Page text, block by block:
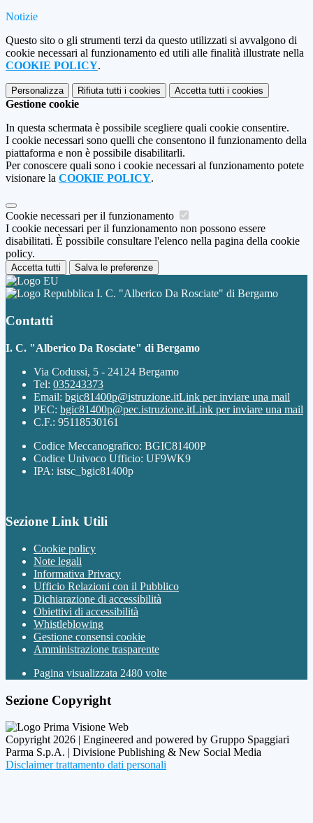
Notizie
Questo sito o gli strumenti terzi da questo utilizzati si avvalgono di
cookie necessari al funzionamento ed utili alle finalità illustrate nella
COOKIE POLICY.
Personalizza Rifiuta tutti i cookies Accetta tutti i cookies
Gestione cookie
In questa schermata è possibile scegliere quali cookie consentire.
I cookie necessari sono quelli che consentono il funzionamento della
piattaforma e non è possibile disabilitarli.
Per conoscere quali sono i cookie necessari al funzionamento potete
visionare la COOKIE POLICY.
Cookie necessari per il funzionamento
I cookie necessari per il funzionamento non possono essere
disabilitati. È possibile consultare l'elenco nella pagina della cookie
policy.
Accetta tutti Salva le preferenze
I. C. "Alberico Da Rosciate" di Bergamo
Contatti
I. C. "Alberico Da Rosciate" di Bergamo
Via Codussi, 5 - 24124 Bergamo
Tel: 035243373
Email: bgic81400p@istruzione.itLink per inviare una mail
PEC: bgic81400p@pec.istruzione.itLink per inviare una mail
C.F.: 95118530161
Codice Meccanografico: BGIC81400P
Codice Univoco Ufficio: UF9WK9
IPA: istsc_bgic81400p
Sezione Link Utili
Cookie policy
Note legali
Informativa Privacy
Ufficio Relazioni con il Pubblico
Dichiarazione di accessibilità
Obiettivi di accessibilità
Whistleblowing
Gestione consensi cookie
Amministrazione trasparente
Pagina visualizzata 2480 volte
Sezione Copyright
Copyright 2026 | Engineered and powered by Gruppo Spaggiari
Parma S.p.A. | Divisione Publishing & New Social Media
Disclaimer trattamento dati personali